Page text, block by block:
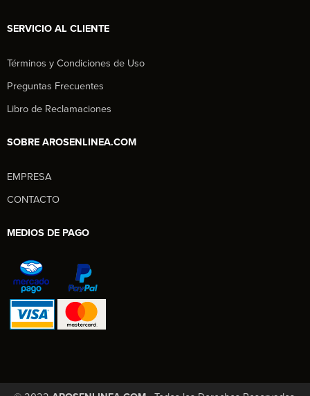
SERVICIO AL CLIENTE
Términos y Condiciones de Uso
Preguntas Frecuentes
Libro de Reclamaciones
SOBRE AROSENLINEA.COM
EMPRESA
CONTACTO
MEDIOS DE PAGO